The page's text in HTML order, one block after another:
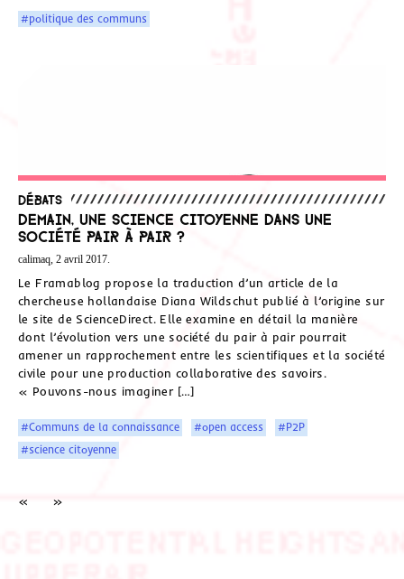
#politique des communs
Débats
Demain, une science citoyenne dans une
société pair à pair ?
calimaq, 2 avril 2017.
Le Framablog propose la traduction d’un article de la
chercheuse hollandaise Diana Wildschut publié à l’origine sur
le site de ScienceDirect. Elle examine en détail la manière
dont l’évolution vers une société du pair à pair pourrait
amener un rapprochement entre les scientifiques et la société
civile pour une production collaborative des savoirs.
« Pouvons-nous imaginer […]
#Communs de la connaissance #open access
#P2P
#science citoyenne
« »